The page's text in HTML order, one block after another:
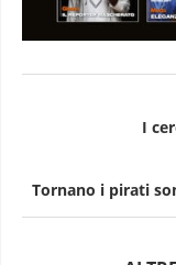
I
Tornano i pirati